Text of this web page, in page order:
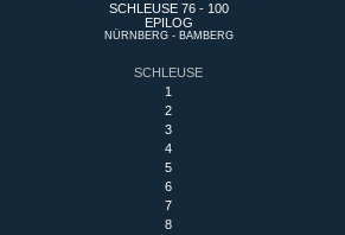
SCHLEUSE 76 - 100
EPILOG
NÜRNBERG - BAMBERG
SCHLEUSE
1
2
3
4
5
6
7
8